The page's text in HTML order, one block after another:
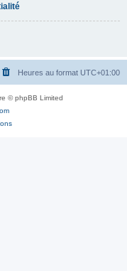
Heures au format UTC+01:00
© phpBB Limited